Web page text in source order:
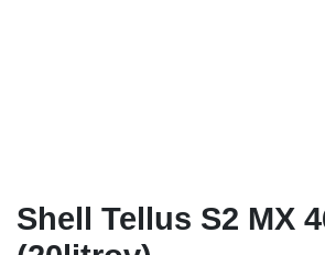
Shell Tellus S2 MX